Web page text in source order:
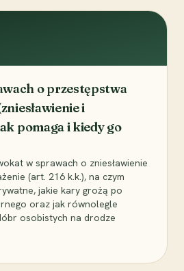
o przestępstwa
i
pomaga i kiedy go
w sprawach o zniesławienie
(art. 216 k.k.), na czym
jakie kary grożą po
oraz jak równolegle
osobistych na drodze